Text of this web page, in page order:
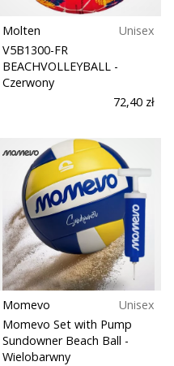
Molten
Unisex
V5B1300-FR
BEACHVOLLEYBALL -
Czerwony
72,40 zł
Momevo
Unisex
Momevo Set with Pump
Sundowner Beach Ball -
Wielobarwny